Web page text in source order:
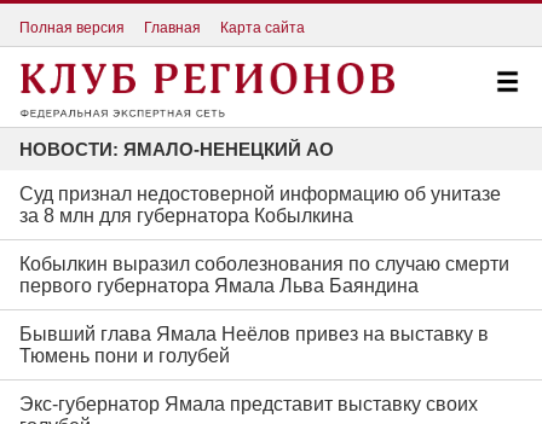
Полная версия Главная Карта сайта
НОВОСТИ: ЯМАЛО-НЕНЕЦКИЙ АО
Суд признал недостоверной информацию об унитазе
за 8 млн для губернатора Кобылкина
Кобылкин выразил соболезнования по случаю смерти
первого губернатора Ямала Льва Баяндина
Бывший глава Ямала Неёлов привез на выставку в
Тюмень пони и голубей
Экс-губернатор Ямала представит выставку своих